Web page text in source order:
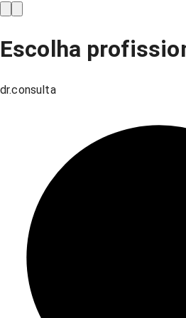
Escolha
dr.consulta